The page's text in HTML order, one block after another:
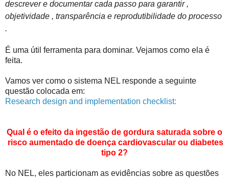
descrever e documentar cada passo para garantir ,
objetividade , transparência e reprodutibilidade do processo
.
É uma útil ferramenta para dominar. Vejamos como ela é
feita.
Vamos ver como o sistema NEL responde a seguinte
questão colocada em:
Research design and implementation checklist:
Qual é o efeito da ingestão de gordura saturada sobre o
risco aumentado de doença cardiovascular ou diabetes
tipo 2?
No NEL, eles particionam as evidências sobre as questões